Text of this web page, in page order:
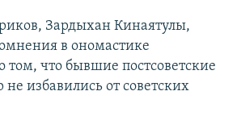
Зардыхан Кинаятулы,
в ономастике
том, что бывшие постсоветские
избавились от советских